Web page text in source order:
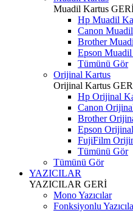
Muadil Kartus
Hp Muadil
Canon
Brother
Epson
Tümünü Gör
Orijinal Kartus
Orijinal Kartus
Hp Orijinal
Canon
Brother
Epson
FujiFilm
Tümünü Gör
Tümünü Gör
YAZICILAR
YAZICILAR GERİ
Mono Yazıcılar
Fonksiyonlu